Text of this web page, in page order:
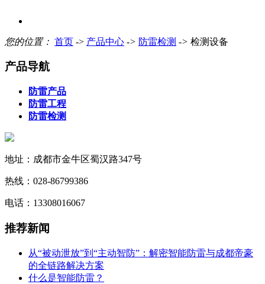
您的位置： 首页 -> 产品中心 -> 防雷检测 -> 检测设备
产品导航
防雷产品
防雷工程
防雷检测
地址：成都市金牛区蜀汉路347号
热线：028-86799386
电话：13308016067
推荐新闻
从“被动泄放”到“主动智防”：解密智能防雷与成都帝豪
的全链路解决方案
什么是智能防雷？